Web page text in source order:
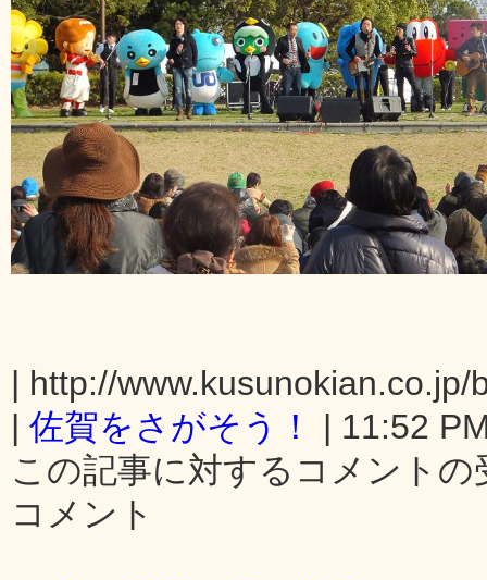
| http://
| 佐賀をさがそう！
| 11:52
この記事に対するコメント
コメント